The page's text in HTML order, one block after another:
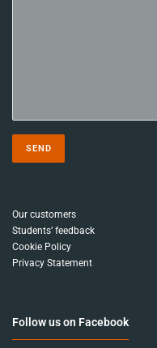
Our customers
Students’ feedback
Cookie Policy
Privacy Statement
Follow us on Facebook